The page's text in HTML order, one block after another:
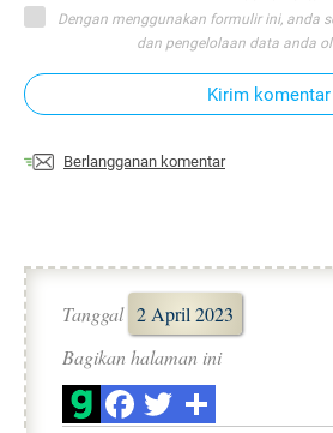
Dengan menggunakan formulir ini, anda
dan pengelolaan data anda
Kirim komentar
Berlangganan komentar
Tanggal 2 April 2023
Bagikan halaman ini